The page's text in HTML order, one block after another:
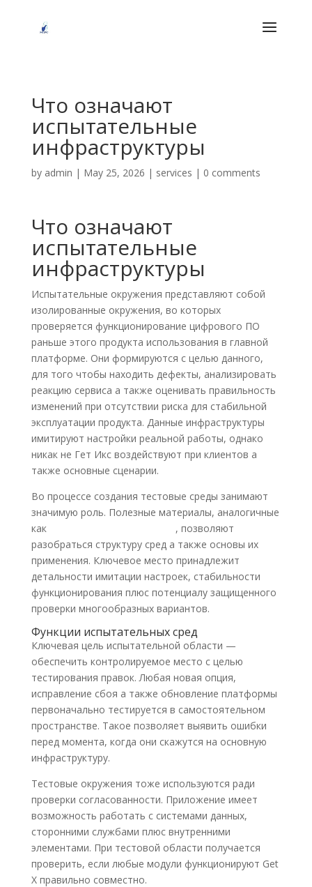
Что означают
испытательные
инфраструктуры
by admin | May 25, 2026 | services | 0 comments
Что означают
испытательные
инфраструктуры
Испытательные окружения представляют собой
изолированные окружения, во которых
проверяется функционирование цифрового ПО
раньше этого продукта использования в главной
платформе. Они формируются с целью данного,
для того чтобы находить дефекты, анализировать
реакцию сервиса а также оценивать правильность
изменений при отсутствии риска для стабильной
эксплуатации продукта. Данные инфраструктуры
имитируют настройки реальной работы, однако
никак не Гет Икс воздействуют при клиентов а
также основные сценарии.
Во процессе создания тестовые среды занимают
значимую роль. Полезные материалы, аналогичные
как
, позволяют
разобраться структуру сред а также основы их
применения. Ключевое место принадлежит
детальности имитации настроек, стабильности
функционирования плюс потенциалу защищенного
проверки многообразных вариантов.
Функции испытательных сред
Ключевая цель испытательной области —
обеспечить контролируемое место с целью
тестирования правок. Любая новая опция,
исправление сбоя а также обновление платформы
первоначально тестируется в самостоятельном
пространстве. Такое позволяет выявить ошибки
перед момента, когда они скажутся на основную
инфраструктуру.
Тестовые окружения тоже используются ради
проверки согласованности. Приложение имеет
возможность работать с системами данных,
сторонними службами плюс внутренними
элементами. При тестовой области получается
проверить, если любые модули функционируют Get
X правильно совместно.